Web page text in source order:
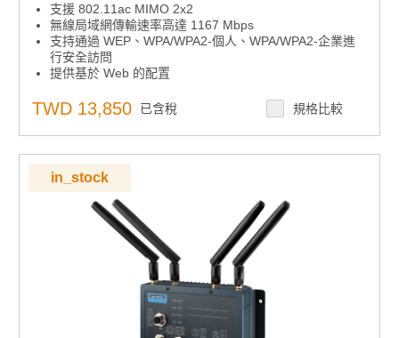
支援 802.11ac MIMO 2x2
無線局域網傳輸速率高達 1167 Mbps
支持通過 WEP、WPA/WPA2-個人、WPA/WPA2-企業進
行安全訪問
提供基於 Web 的配置
TWD 13,850 已含稅 規格比較
in_stock